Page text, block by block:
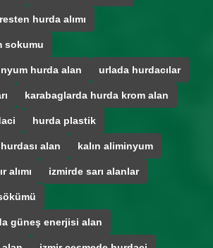
hurda alımı
sokumu
hurda alan urlada hurdacılar
karabaglarda hurda krom alan
hurda plastik
alan kalın aliminyum
alımı izmirde sarı alanlar
güneş enerjisi alan